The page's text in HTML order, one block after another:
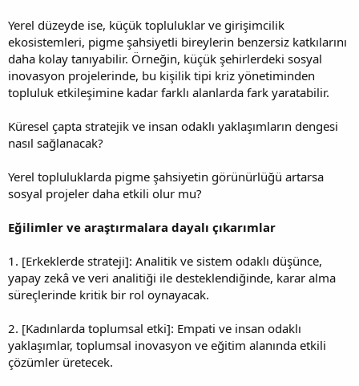
Yerel düzeyde ise, küçük topluluklar ve girişimcilik
ekosistemleri, pigme şahsiyetli bireylerin benzersiz katkılarını
daha kolay tanıyabilir. Örneğin, küçük şehirlerdeki sosyal
inovasyon projelerinde, bu kişilik tipi kriz yönetiminden
topluluk etkileşimine kadar farklı alanlarda fark yaratabilir.
Küresel çapta stratejik ve insan odaklı yaklaşımların dengesi
nasıl sağlanacak?
Yerel topluluklarda pigme şahsiyetin görünürlüğü artarsa
sosyal projeler daha etkili olur mu?
Eğilimler ve araştırmalara dayalı çıkarımlar
1. [Erkeklerde strateji]: Analitik ve sistem odaklı düşünce,
yapay zekâ ve veri analitiği ile desteklendiğinde, karar alma
süreçlerinde kritik bir rol oynayacak.
2. [Kadınlarda toplumsal etki]: Empati ve insan odaklı
yaklaşımlar, toplumsal inovasyon ve eğitim alanında etkili
çözümler üretecek.